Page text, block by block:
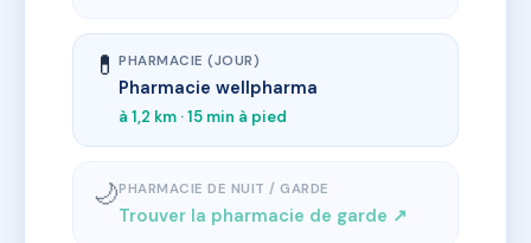
💊 PHARMACIE (JOUR)
Pharmacie wellpharma
à 1,2 km · 15 min à pied
🌙PHARMACIE DE NUIT / GARDE
Trouver la pharmacie de garde ↗